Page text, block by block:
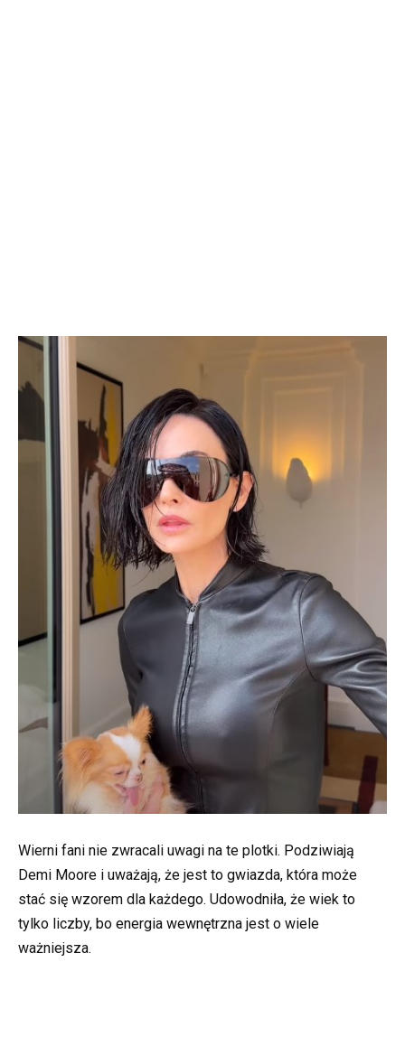
Wierni fani nie zwracali uwagi na te plotki. Podziwiają
Demi Moore i uważają, że jest to gwiazda, która może
stać się wzorem dla każdego. Udowodniła, że wiek to
tylko liczby, bo energia wewnętrzna jest o wiele
ważniejsza.